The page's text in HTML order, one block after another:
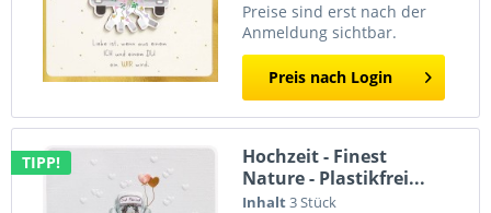
Preise sind erst nach der
Anmeldung sichtbar.
Preis nach Login
TIPP!
Hochzeit - Finest
Nature - Plastikfrei...
Inhalt3 Stück